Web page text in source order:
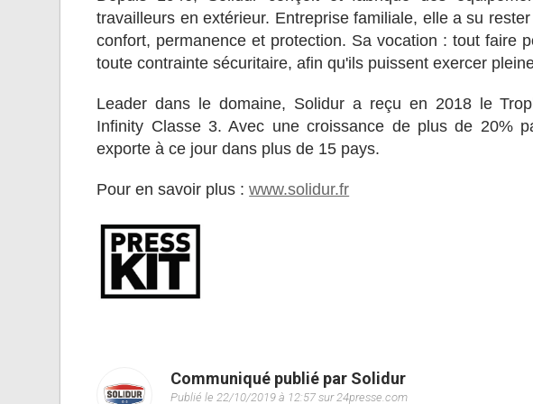
travailleurs en extérieur. Entreprise familiale, elle a su
confort, permanence et protection. Sa vocation : tout faire
toute contrainte sécuritaire, afin qu'ils puissent exercer
Leader dans le domaine, Solidur a reçu en 2018 le
Infinity Classe 3. Avec une croissance de plus de 20%
exporte à ce jour dans plus de 15 pays.
Pour en savoir plus :www.solidur.fr
Communiqué publié par Solidur
Publié le 22/10/2019 à 12:57 sur 24presse.com